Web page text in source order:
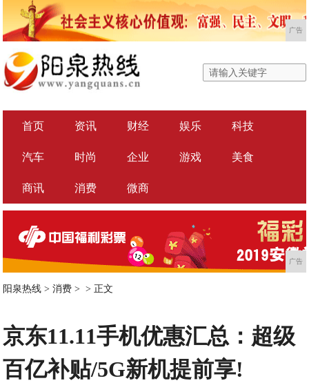
广告
首页 资讯 财经 娱乐 科技
汽车 时尚 企业 游戏 美食
商讯 消费 微商
广告
阳泉热线 >消费 > > 正文
京东11.11手机优惠汇总：超级
百亿补贴/5G新机提前享!